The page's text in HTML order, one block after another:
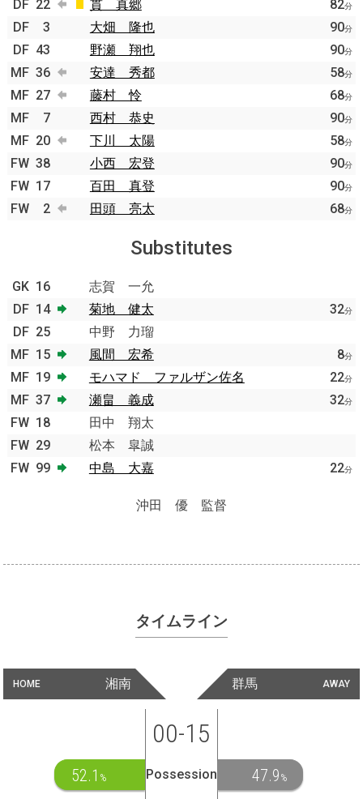
DF 22 貫 真郷 82分
DF 3 大畑 隆也 90分
DF 43 野瀬 翔也 90分
MF 36 安達 秀都 58分
MF 27 藤村 怜 68分
MF 7 西村 恭史 90分
MF 20 下川 太陽 58分
FW 38 小西 宏登 90分
FW 17 百田 真登 90分
FW 2 田頭 亮太 68分
Substitutes
GK 16
志賀 一允
DF 14 菊地 健太 32分
DF 25
中野 力瑠
MF 15 風間 宏希 8分
MF 19 モハマド ファルザン佐名 22分
MF 37 瀬畠 義成 32分
FW 18
田中 翔太
FW 29
松本 皐誠
FW 99 中島 大嘉 22分
沖田 優 監督
タイムライン
HOME 湘南 AWAY
群馬
00-15
52.1 % Possession 47.9 %